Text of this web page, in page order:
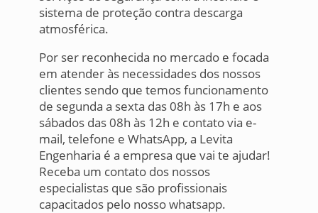
sistema de proteção contra descarga
atmosférica.
Por ser reconhecida no mercado e focada
em atender às necessidades dos nossos
clientes sendo que temos funcionamento
de segunda a sexta das 08h às 17h e aos
sábados das 08h às 12h e contato via e-
mail, telefone e WhatsApp, a Levita
Engenharia é a empresa que vai te ajudar!
Receba um contato dos nossos
especialistas que são profissionais
capacitados pelo nosso whatsapp.